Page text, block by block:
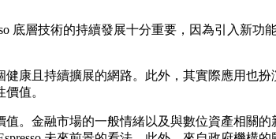
底層技術的持續發展十分重要，因為引入新
康且持續擴展的網路。此外，其實際應用也
值。
。金融市場的一般情緒以及與數位資產相關